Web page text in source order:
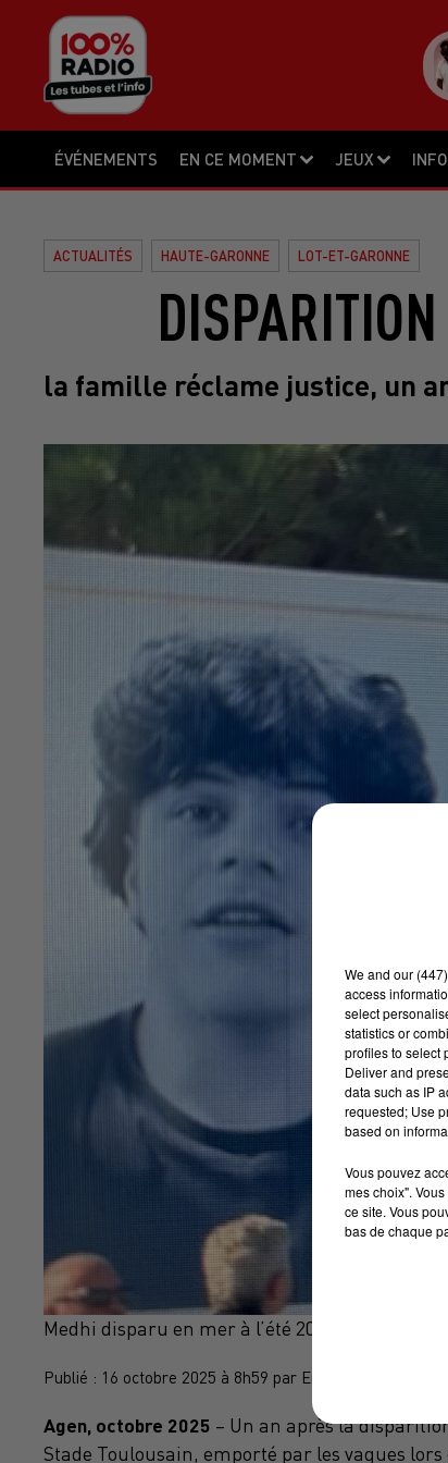
ÉVÉNEMENTS EN CE MOMENT JEUX
ACTUALITÉS HAUTE-GARONNE LOT-ET-GARONNE
la famille réclame justice, un
Medhi disparu en mer à l’été 2024 en Afrique
Publié : 16 octobre 2025 à 8h59 par Emmanuel BOUISSET
Agen, octobre 2025 – Un an après la
Stade Toulousain, emporté par les vagues lors
We and our
access
select
statistics or
profiles to select
Deliver and
data such as IP
requested; Use
based on
Vous pouvez
mes choix".
ce site. Vous
bas de chaque